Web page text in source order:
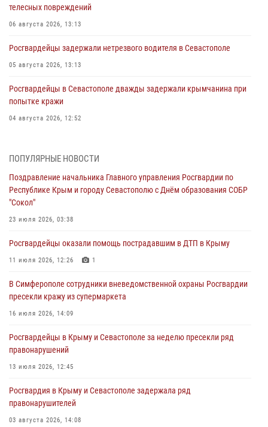
телесных повреждений
06 августа 2026, 13:13
Росгвардейцы задержали нетрезвого водителя в Севастополе
05 августа 2026, 13:13
Росгвардейцы в Севастополе дважды задержали крымчанина при
попытке кражи
04 августа 2026, 12:52
мужчину
Росгвардия в Крыму и Севастополе задержала ряд
правонарушителей
03 августа 2026, 14:08
В Симферополе росгвардейцы задержали гражданина,
подозреваемого в совершении серии краж
Росгвардейцы оперативно задержали нарушителя на охраняемом
объекте в Севастополе
ПОПУЛЯРНЫЕ НОВОСТИ
Поздравление начальника Главного управления Росгвардии по
Республике Крым и городу Севастополю с Днём образования СОБР
"Сокол"
23 июля 2026, 03:38
Росгвардейцы оказали помощь пострадавшим в ДТП в Крыму
11 июля 2026, 12:26 1
В Симферополе сотрудники вневедомственной охраны Росгвардии
пресекли кражу из супермаркета
16 июля 2026, 14:09
Росгвардейцы в Крыму и Севастополе за неделю пресекли ряд
правонарушений
13 июля 2026, 12:45
Росгвардия в Крыму и Севастополе задержала ряд
правонарушителей
03 августа 2026, 14:08